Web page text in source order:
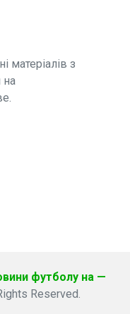
матеріалів з
на
футболу на —
Reserved.